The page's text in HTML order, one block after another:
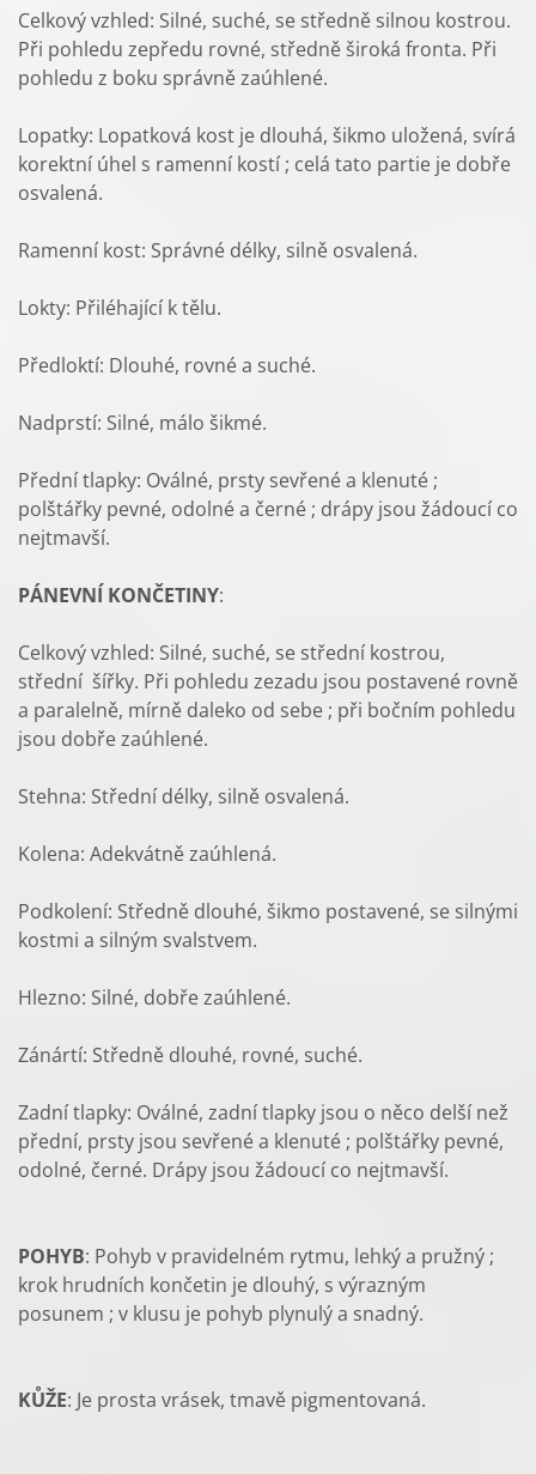
Celkový vzhled: Silné, suché, se středně silnou kostrou.
Při pohledu zepředu rovné, středně široká fronta. Při
pohledu z boku správně zaúhlené.
Lopatky: Lopatková kost je dlouhá, šikmo uložená, svírá
korektní úhel s ramenní kostí ; celá tato partie je dobře
osvalená.
Ramenní kost: Správné délky, silně osvalená.
Lokty: Přiléhající k tělu.
Předloktí: Dlouhé, rovné a suché.
Nadprstí: Silné, málo šikmé.
Přední tlapky: Oválné, prsty sevřené a klenuté ;
polštářky pevné, odolné a černé ; drápy jsou žádoucí co
nejtmavší.
PÁNEVNÍ KONČETINY:
Celkový vzhled: Silné, suché, se střední kostrou,
střední šířky. Při pohledu zezadu jsou postavené rovně
a paralelně, mírně daleko od sebe ; při bočním pohledu
jsou dobře zaúhlené.
Stehna: Střední délky, silně osvalená.
Kolena: Adekvátně zaúhlená.
Podkolení: Středně dlouhé, šikmo postavené, se silnými
kostmi a silným svalstvem.
Hlezno: Silné, dobře zaúhlené.
Zánártí: Středně dlouhé, rovné, suché.
Zadní tlapky: Oválné, zadní tlapky jsou o něco delší než
přední, prsty jsou sevřené a klenuté ; polštářky pevné,
odolné, černé. Drápy jsou žádoucí co nejtmavší.
POHYB: Pohyb v pravidelném rytmu, lehký a pružný ;
krok hrudních končetin je dlouhý, s výrazným
posunem ; v klusu je pohyb plynulý a snadný.
KŮŽE: Je prosta vrásek, tmavě pigmentovaná.